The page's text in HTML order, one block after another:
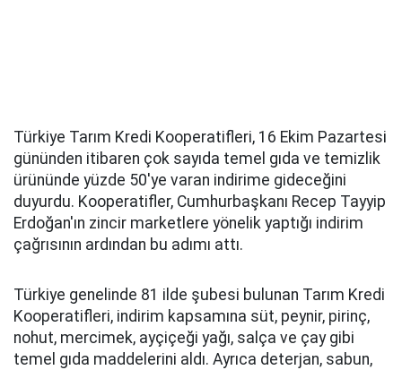
Türkiye Tarım Kredi Kooperatifleri, 16 Ekim Pazartesi
gününden itibaren çok sayıda temel gıda ve temizlik
ürününde yüzde 50'ye varan indirime gideceğini
duyurdu. Kooperatifler, Cumhurbaşkanı Recep Tayyip
Erdoğan'ın zincir marketlere yönelik yaptığı indirim
çağrısının ardından bu adımı attı.
Türkiye genelinde 81 ilde şubesi bulunan Tarım Kredi
Kooperatifleri, indirim kapsamına süt, peynir, pirinç,
nohut, mercimek, ayçiçeği yağı, salça ve çay gibi
temel gıda maddelerini aldı. Ayrıca deterjan, sabun,